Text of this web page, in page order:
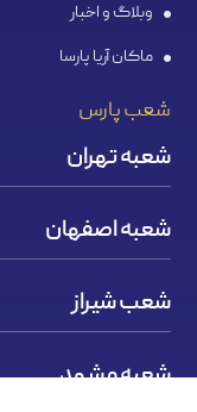
وبلاگ و اخبار
ماکان آریا پارسا
شعب پارس
شعبه تهران
شعبه اصفهان
شعب شیراز
شعبه مشهد